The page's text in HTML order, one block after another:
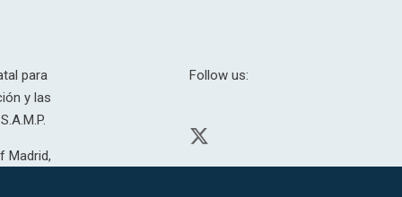
para
y las
Madrid,
Follow us: